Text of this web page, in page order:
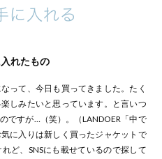
れたもの
って、今日も買ってきました。たく
しみたいと思っています。と言いつ
ですが…（笑）。（LANDOER「中で
に入りは新しく買ったジャケットで
ど、SNSにも載せているので探して